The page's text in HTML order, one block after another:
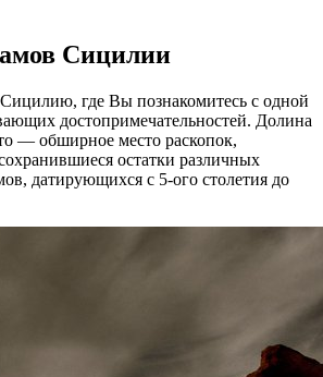
Сицилии
где Вы познакомитесь с одной
достопримечательностей. Долина
— обширное место раскопок,
остатки различных
датирующихся с 5-ого столетия до